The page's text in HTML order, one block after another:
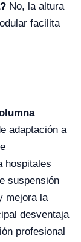
No, la altura
facilita
adaptación a
hospitales
suspensión
mejora la
desventaja
profesional